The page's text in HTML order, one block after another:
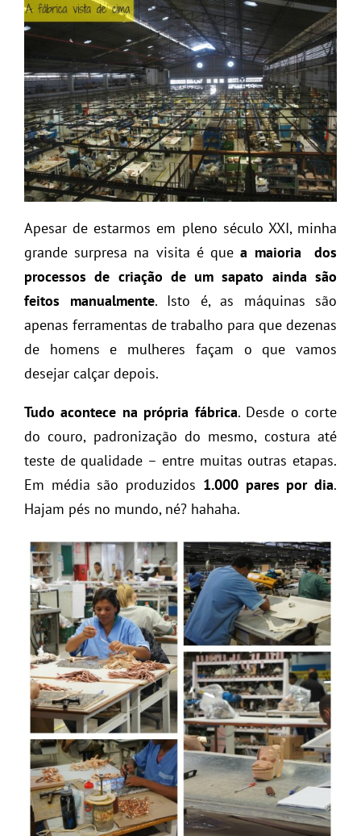
Apesar de estarmos em pleno século XXI, minha
grande surpresa na visita é quea maioria dos
processos de criação de um sapato ainda são
feitos manualmente. Isto é, as máquinas são
apenas ferramentas de trabalho para que dezenas
de homens e mulheres façam o que vamos
desejar calçar depois.
Tudo acontece na própria fábrica. Desde o corte
do couro, padronização do mesmo, costura até
teste de qualidade – entre muitas outras etapas.
Em média são produzidos 1.000 pares por dia.
Hajam pés no mundo, né? hahaha.